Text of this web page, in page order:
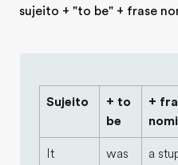
sujeito + "to be" + frase
Sujeito
+ to
be
+
It was a